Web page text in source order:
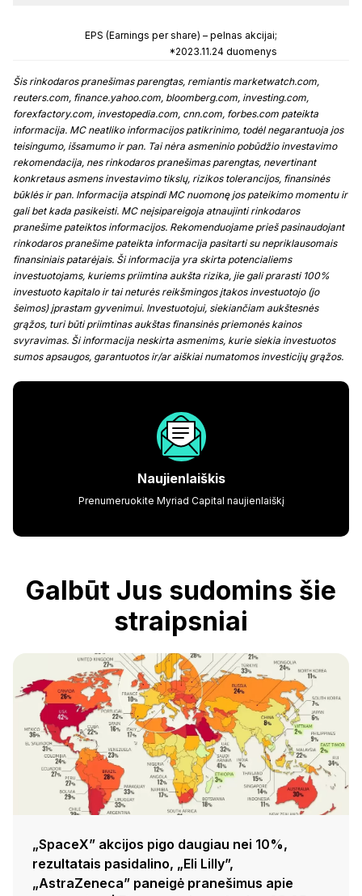
EPS (Earnings per share) – pelnas akcijai;
*2023.11.24 duomenys
Šis rinkodaros pranešimas parengtas, remiantis marketwatch.com,
reuters.com, finance.yahoo.com, bloomberg.com, investing.com,
forexfactory.com, investopedia.com, cnn.com, forbes.com pateikta
informacija. MC neatliko informacijos patikrinimo, todėl negarantuoja jos
teisingumo, išsamumo ir pan. Tai nėra asmeninio pobūdžio investavimo
rekomendacija, nes rinkodaros pranešimas parengtas, nevertinant
konkretaus asmens investavimo tikslų, rizikos tolerancijos, finansinės
būklės ir pan. Informacija atspindi MC nuomonę jos pateikimo momentu ir
gali bet kada pasikeisti. MC neįsipareigoja atnaujinti rinkodaros
pranešime pateiktos informacijos. Rekomenduojame prieš pasinaudojant
rinkodaros pranešime pateikta informacija pasitarti su nepriklausomais
finansiniais patarėjais. Ši informacija yra skirta potencialiems
investuotojams, kuriems priimtina aukšta rizika, jie gali prarasti 100%
investuoto kapitalo ir tai neturės reikšmingos įtakos investuotojo (jo
šeimos) įprastam gyvenimui. Investuotojui, siekiančiam aukštesnės
grąžos, turi būti priimtinas aukštas finansinės priemonės kainos
svyravimas. Ši informacija neskirta asmenims, kurie siekia investuotos
sumos apsaugos, garantuotos ir/ar aiškiai numatomos investicijų grąžos.
Naujienlaiškis
Prenumeruokite Myriad Capital naujienlaiškį
Galbūt Jus sudomins šie
straipsniai
„SpaceX” akcijos pigo daugiau nei 10%,
rezultatais pasidalino, „Eli Lilly”,
„AstraZeneca” paneigė pranešimus apie